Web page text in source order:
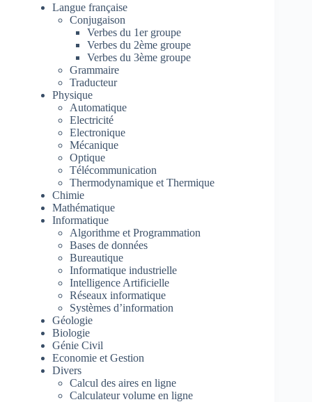
Langue française
Conjugaison
Verbes du 1er groupe
Verbes du 2ème groupe
Verbes du 3ème groupe
Grammaire
Traducteur
Physique
Automatique
Electricité
Electronique
Mécanique
Optique
Télécommunication
Thermodynamique et Thermique
Chimie
Mathématique
Informatique
Algorithme et Programmation
Bases de données
Bureautique
Informatique industrielle
Intelligence Artificielle
Réseaux informatique
Systèmes d’information
Géologie
Biologie
Génie Civil
Economie et Gestion
Divers
Calcul des aires en ligne
Calculateur volume en ligne